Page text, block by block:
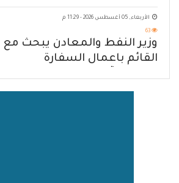
يكشف حصار الحوثي للشعب
الأربعاء, 05 أغسطس 2026 - 11:29 م
63
وزير النفط والمعادن يبحث مع
القائم باعمال السفارة
المشترك